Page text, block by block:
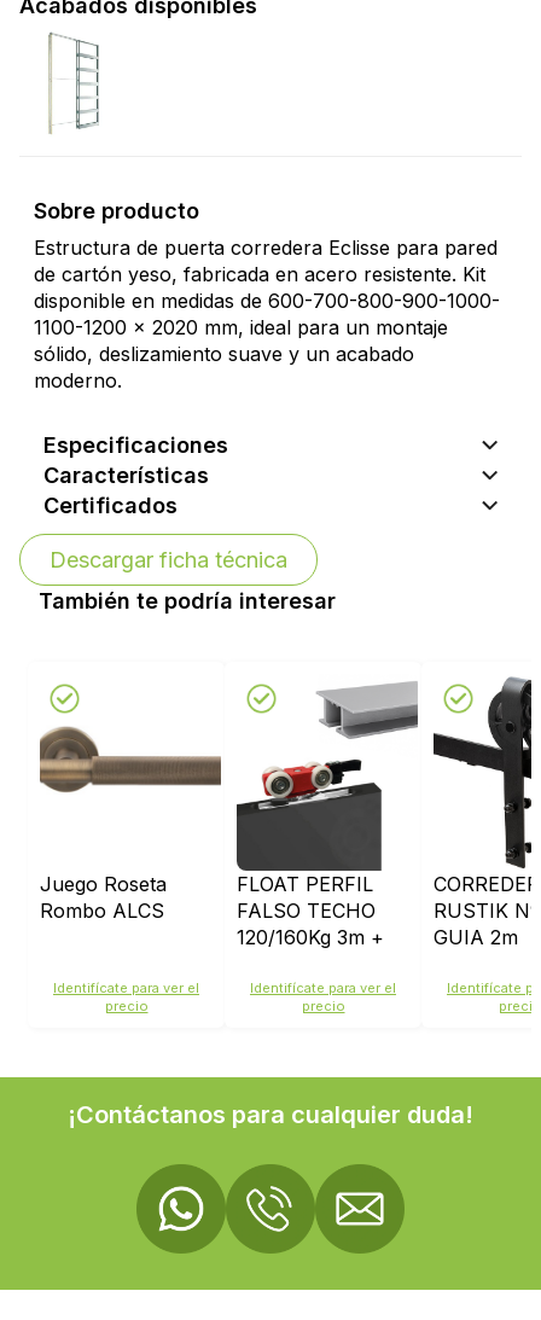
Acabados disponibles
Sobre producto
Estructura de puerta corredera Eclisse para pared
de cartón yeso, fabricada en acero resistente. Kit
disponible en medidas de 600-700-800-900-1000-
1100-1200 x 2020 mm, ideal para un montaje
sólido, deslizamiento suave y un acabado
moderno.
Especificaciones
Características
Certificados
Descargar ficha técnica
También te podría interesar
Juego Roseta
Rombo ALCS
Identifícate para ver el
precio
FLOAT PERFIL
FALSO TECHO
120/160Kg 3m +
ACCESORIOS F-
120 RTT 2FN
Identifícate para ver el
precio
RUSTIK
GUIA 2m
Identifícate
precio
¡Contáctanos para cualquier duda!